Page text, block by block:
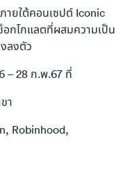
ายใต้คอนเซปต์ Iconic
อกโกแลตที่ผสมความเป็น
ลงตัว
– 28 ก.พ.67 ที่
า
Robinhood,